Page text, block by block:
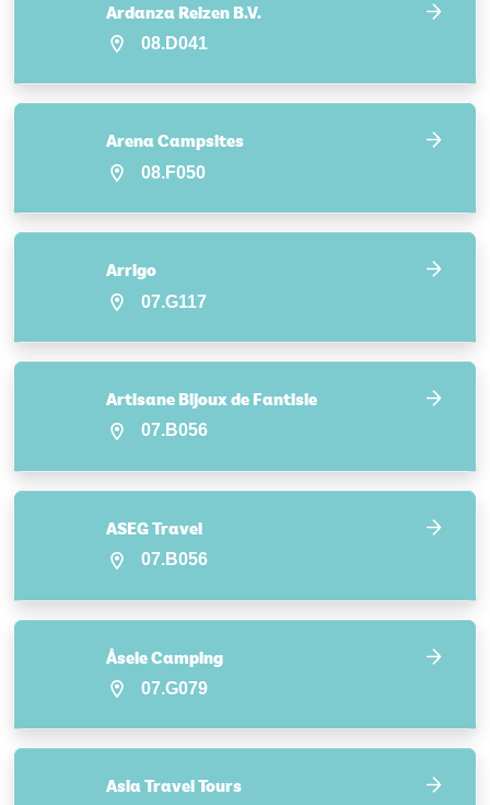
Ardanza Reizen B.V.
08.D041
Arena Campsites
08.F050
Arrigo
07.G117
Artisane Bijoux de Fantisie
07.B056
ASEG Travel
07.B056
Åsele Camping
07.G079
Asia Travel Tours